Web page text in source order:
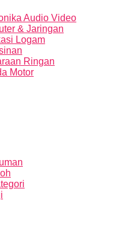
Audio Video
& Jaringan
Logam
Ringan
Motor